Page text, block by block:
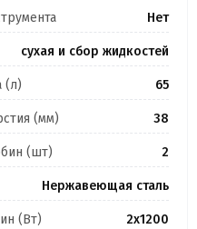
Нет
сухая и сбор жидкостей
(л) 65
(мм) 38
(шт) 2
Нержавеющая сталь
(Вт) 2х1200